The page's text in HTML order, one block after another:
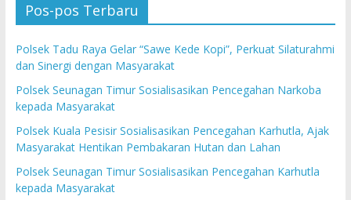
Pos-pos Terbaru
Polsek Tadu Raya Gelar “Sawe Kede Kopi”, Perkuat Silaturahmi
dan Sinergi dengan Masyarakat
Polsek Seunagan Timur Sosialisasikan Pencegahan Narkoba
kepada Masyarakat
Polsek Kuala Pesisir Sosialisasikan Pencegahan Karhutla, Ajak
Masyarakat Hentikan Pembakaran Hutan dan Lahan
Polsek Seunagan Timur Sosialisasikan Pencegahan Karhutla
kepada Masyarakat